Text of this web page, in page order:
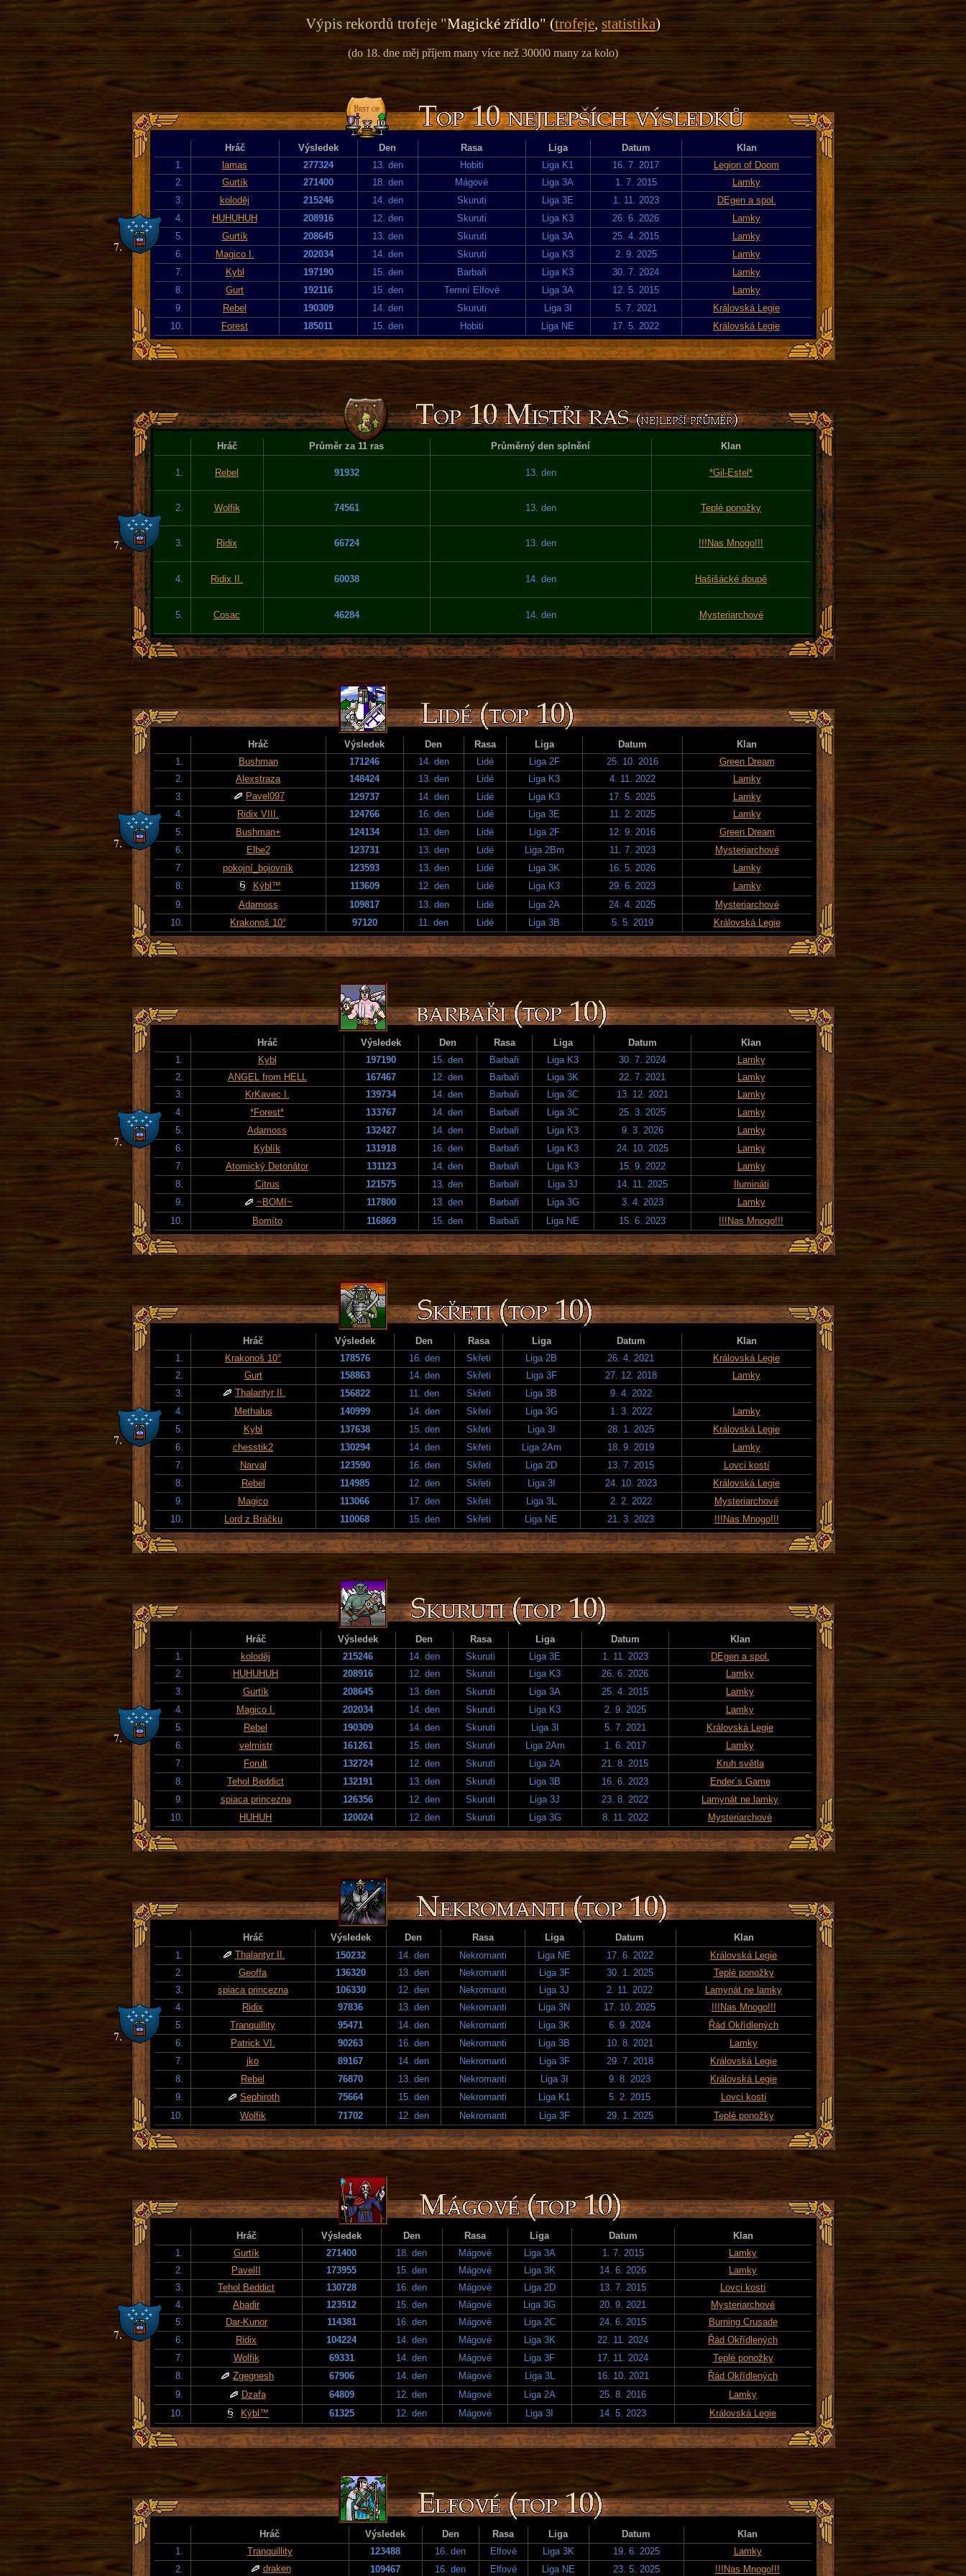
Výpis rekordů trofeje "Magické zřídlo" (trofeje,statistika)
(do 18. dne měj příjem many více než 30000 many za kolo)
Hráč Výsledek Den Rasa Liga Datum
Klan
1.
lamas 277324 13. den Hobiti Liga K1 16. 7. 2017
Legion of Doom
2.
Gurtík 271400 18. den Mágové Liga 3A 1. 7. 2015
Lamky
3.
koloděj 215246 14. den Skuruti Liga 3E 1. 11. 2023
DEgen a spol.
4.
HUHUHUH 208916 12. den Skuruti Liga K3 26. 6. 2026
Lamky
5.
Gurtík 208645 13. den Skuruti Liga 3A 25. 4. 2015
Lamky
6.
Magico I. 202034 14. den Skuruti Liga K3 2. 9. 2025
Lamky
7.
Kybl 197190 15. den Barbaři Liga K3 30. 7. 2024
Lamky
8.
Gurt 192116 15. den Temní Elfové Liga 3A 12. 5. 2015
Lamky
9.
Rebel 190309 14. den Skuruti Liga 3I 5. 7. 2021
Královská Legie
10.
Forest 185011 15. den Hobiti Liga NE 17. 5. 2022 Královská Legie
Hráč Průměr za 11 ras Průměrný den splnění Klan
1. Rebel 91932 13. den *Gil-Estel*
2. Wolfik 74561 13. den Teplé ponožky
3. Ridix 66724 13. den !!!Nas Mnogo!!!
4. Ridix II. 60038 14. den Hašišácké doupě
5. Cosac 46284 14. den Mysteriarchové
Hráč Výsledek Den Rasa Liga Datum
Klan
1.
Bushman 171246 14. den Lidé Liga 2F 25. 10. 2016
Green Dream
2.
Alexstraza 148424 13. den Lidé Liga K3 4. 11. 2022
Lamky
3.
Pavel097 129737 14. den Lidé Liga K3 17. 5. 2025
Lamky
4.
Ridix VIII. 124766 16. den Lidé Liga 3E 11. 2. 2025
Lamky
5.
Bushman+ 124134 13. den Lidé Liga 2F 12. 9. 2016
Green Dream
6.
Elbe2 123731 13. den Lidé Liga 2Bm 11. 7. 2023
Mysteriarchové
7.
pokojní_bojovník 123593 13. den Lidé Liga 3K 16. 5. 2026
Lamky
8.
Kýbl™ 113609 12. den Lidé Liga K3 29. 6. 2023
Lamky
9.
Adamoss 109817 13. den Lidé Liga 2A 24. 4. 2025
Mysteriarchové
10.
Krakonoš 10° 97120 11. den Lidé Liga 3B 5. 5. 2019 Královská Legie
Hráč Výsledek Den Rasa Liga Datum
Klan
1.
Kybl 197190 15. den Barbaři Liga K3 30. 7. 2024
Lamky
2.
ANGEL from HELL 167467 12. den Barbaři Liga 3K 22. 7. 2021
Lamky
3.
KrKavec I. 139734 14. den Barbaři Liga 3C 13. 12. 2021
Lamky
4.
*Forest* 133767 14. den Barbaři Liga 3C 25. 3. 2025
Lamky
5.
Adamoss 132427 14. den Barbaři Liga K3 9. 3. 2026
Lamky
6.
Kyblík 131918 16. den Barbaři Liga K3 24. 10. 2025
Lamky
7.
Atomický Detonátor 131123 14. den Barbaři Liga K3 15. 9. 2022
Lamky
8.
Citrus 121575 13. den Barbaři Liga 3J 14. 11. 2025
Ilumináti
9.
~BOMI~ 117800 13. den Barbaři Liga 3G 3. 4. 2023
Lamky
10.
Bomíto 116869 15. den Barbaři Liga NE 15. 6. 2023 !!!Nas Mnogo!!!
Hráč Výsledek Den Rasa Liga Datum
Klan
1.
Krakonoš 10° 178576 16. den Skřeti Liga 2B 26. 4. 2021
Královská Legie
2.
Gurt 158863 14. den Skřeti Liga 3F 27. 12. 2018
Lamky
3.
Thalantyr II. 156822 11. den Skřeti Liga 3B
9. 4. 2022
4.
Methalus 140999 14. den Skřeti Liga 3G 1. 3. 2022
Lamky
5.
Kybl 137638 15. den Skřeti Liga 3I 28. 1. 2025
Královská Legie
6.
chesstik2 130294 14. den Skřeti Liga 2Am 18. 9. 2019
Lamky
7.
Narval 123590 16. den Skřeti Liga 2D 13. 7. 2015
Lovci kostí
8.
Rebel 114985 12. den Skřeti Liga 3I 24. 10. 2023
Královská Legie
9.
Magico 113066 17. den Skřeti Liga 3L 2. 2. 2022
Mysteriarchové
10.
Lord z Bráčku 110068 15. den Skřeti Liga NE 21. 3. 2023 !!!Nas Mnogo!!!
Hráč Výsledek Den Rasa Liga Datum
Klan
1.
koloděj 215246 14. den Skuruti Liga 3E 1. 11. 2023
DEgen a spol.
2.
HUHUHUH 208916 12. den Skuruti Liga K3 26. 6. 2026
Lamky
3.
Gurtík 208645 13. den Skuruti Liga 3A 25. 4. 2015
Lamky
4.
Magico I. 202034 14. den Skuruti Liga K3 2. 9. 2025
Lamky
5.
Rebel 190309 14. den Skuruti Liga 3I 5. 7. 2021
Královská Legie
6.
velmistr 161261 15. den Skuruti Liga 2Am 1. 6. 2017
Lamky
7.
Forult 132724 12. den Skuruti Liga 2A 21. 8. 2015
Kruh světla
8.
Tehol Beddict 132191 13. den Skuruti Liga 3B 16. 6. 2023
Ender´s Game
9.
spiaca princezna 126356 12. den Skuruti Liga 3J 23. 8. 2022
Lamynát ne lamky
10.
HUHUH 120024 12. den Skuruti Liga 3G 8. 11. 2022 Mysteriarchové
Hráč Výsledek Den Rasa Liga Datum
Klan
1.
Thalantyr II. 150232 14. den Nekromanti Liga NE 17. 6. 2022
Královská Legie
2.
Geoffa 136320 13. den Nekromanti Liga 3F 30. 1. 2025
Teplé ponožky
3.
spiaca princezna 106330 12. den Nekromanti Liga 3J 2. 11. 2022
Lamynát ne lamky
4.
Ridix 97836 13. den Nekromanti Liga 3N 17. 10. 2025
!!!Nas Mnogo!!!
5.
Tranquillity 95471 14. den Nekromanti Liga 3K 6. 9. 2024
Řád Okřídlených
6.
Patrick VI. 90263 16. den Nekromanti Liga 3B 10. 8. 2021
Lamky
7.
jko 89167 14. den Nekromanti Liga 3F 29. 7. 2018
Královská Legie
8.
Rebel 76870 13. den Nekromanti Liga 3I 9. 8. 2023
Královská Legie
9.
Sephiroth 75664 15. den Nekromanti Liga K1 5. 2. 2015
Lovci kostí
10.
Wolfik 71702 12. den Nekromanti Liga 3F 29. 1. 2025 Teplé ponožky
Hráč Výsledek Den Rasa Liga Datum
Klan
1.
Gurtík 271400 18. den Mágové Liga 3A 1. 7. 2015
Lamky
2.
PavelII 173955 15. den Mágové Liga 3K 14. 6. 2026
Lamky
3.
Tehol Beddict 130728 16. den Mágové Liga 2D 13. 7. 2015
Lovci kostí
4.
Abadir 123512 15. den Mágové Liga 3G 20. 9. 2021
Mysteriarchové
5.
Dar-Kunor 114381 16. den Mágové Liga 2C 24. 6. 2015
Burning Crusade
6.
Ridix 104224 14. den Mágové Liga 3K 22. 11. 2024
Řád Okřídlených
7.
Wolfik 69331 14. den Mágové Liga 3F 17. 11. 2024
Teplé ponožky
8.
Zgegnesh 67906 14. den Mágové Liga 3L 16. 10. 2021
Řád Okřídlených
9.
Dzafa 64809 12. den Mágové Liga 2A 25. 8. 2016
Lamky
10.
Kýbl™ 61325 12. den Mágové Liga 3I 14. 5. 2023 Královská Legie
Hráč Výsledek Den Rasa Liga Datum
Klan
1.
Tranquillity 123488 16. den Elfové Liga 3K 19. 6. 2025
Lamky
2.
draken 109467 16. den Elfové Liga NE 23. 5. 2025 !!!Nas Mnogo!!!